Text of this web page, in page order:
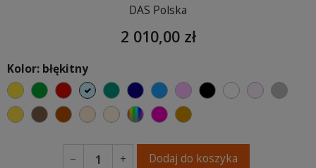
DAS Polska
2 010,00 zł
Kolor: błękitny
żółtyzielonyczerwony
błękitnyturkusowygranatowyniebieski
różowyczarnybiałyjasny róż
szary
musztardowy
brązowy
ceglastyciepły kremowy
ecru beżowy
wybór koloru
fuksjakoniakowy
− + Dodaj do koszyka